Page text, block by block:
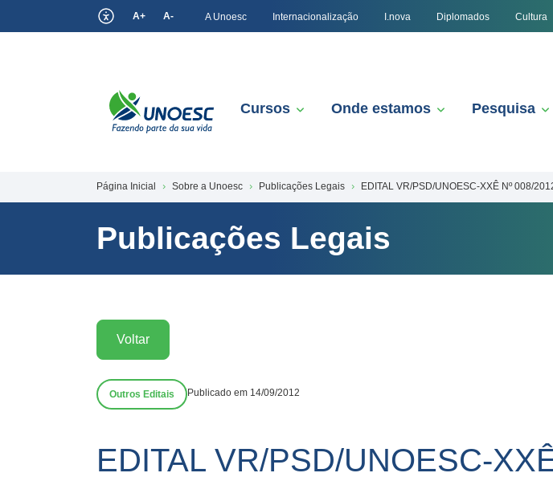
A+ A- A Unoesc Internacionalização I.nova Diplomados Cultura
Cursos Onde estamos Pesquisa
Página Inicial Sobre a Unoesc Publicações Legais EDITAL VR/PSD/UNOESC-XXÊ Nº 008/
Publicações Legais
Voltar
Outros Editais Publicado em 14/09/2012
EDITAL VR/PSD/UNOESC-